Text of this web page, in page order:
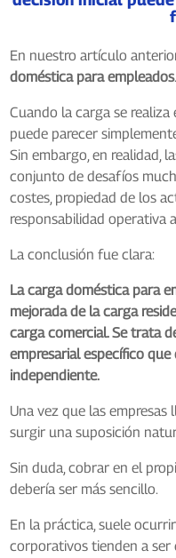
En nuestro artículo
doméstica para empleados.
Cuando la carga se
puede parecer
Sin embargo, en realidad,
conjunto de desafíos
costes, propiedad de los
responsabilidad operativa
La conclusión fue clara:
La carga doméstica para
mejorada de la carga
carga comercial. Se trata
empresarial específico
independiente.
Una vez que las
surgir una suposición
Sin duda, cobrar en el
debería ser más sencillo.
En la práctica, suele
corporativos tienden a ser